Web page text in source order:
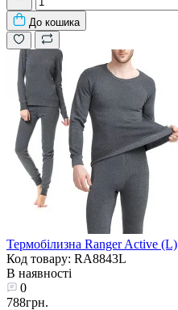
До кошика
Термобілизна Ranger Active (L)
Код товару: RA8843L
В наявності
0
788грн.